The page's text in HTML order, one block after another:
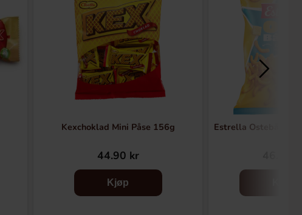
Kexchoklad Mini Påse 156g
44.90 kr
Kjøp
Estrella Ostebåter